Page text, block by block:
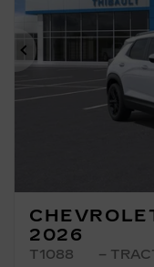
Précédent
2026
T1088 –